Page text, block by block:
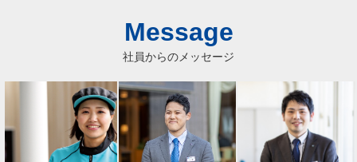
Message
社員からのメッセージ